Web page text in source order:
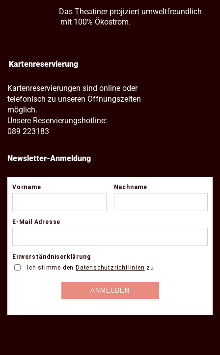
Das Theatiner projiziert umweltfreundlich
mit 100% Ökostrom.
Kartenreservierung
Kartenreservierungen sind online oder
telefonisch zu unseren Öffnungszeiten
möglich.
Unsere Reservierungshotline:
089 223183
Newsletter-Anmeldung